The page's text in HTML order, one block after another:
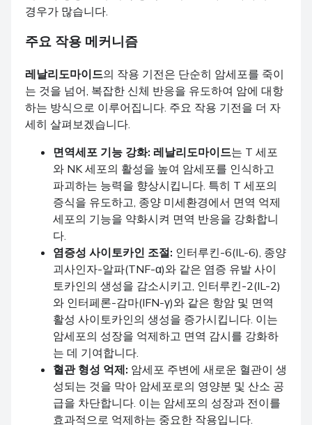
경우가 많습니다.
주요 작용 메커니즘
레날리도마이드의 작용 기전은 단순히 암세포를 죽이
는 것을 넘어, 복잡한 신체 반응을 유도하여 암에 대항
하는 방식으로 이루어집니다. 주요 작용 기전을 더 자
세히 살펴보겠습니다.
면역세포 기능 강화: 레날리도마이드는 T 세포
와 NK 세포의 활성을 높여 암세포를 인식하고
파괴하는 능력을 향상시킵니다. 특히 T 세포의
증식을 유도하고, 종양 미세환경에서 면역 억제
세포의 기능을 약화시켜 면역 반응을 강화합니
다.
염증성 사이토카인 조절: 인터루킨-6(IL-6), 종양
괴사인자-알파(TNF-α)와 같은 염증 유발 사이
토카인의 생성을 감소시키고, 인터루킨-2(IL-2)
와 인터페론-감마(IFN-γ)와 같은 항암 및 면역
활성 사이토카인의 생성을 증가시킵니다. 이는
암세포의 성장을 억제하고 면역 감시를 강화하
는 데 기여합니다.
혈관 형성 억제: 암세포 주변에 새로운 혈관이 생
성되는 것을 막아 암세포로의 영양분 및 산소 공
급을 차단합니다. 이는 암세포의 성장과 전이를
효과적으로 억제하는 중요한 작용입니다.